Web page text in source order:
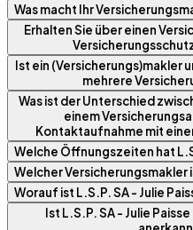
Was macht Ihr
Erhalten Sie über einen
Ist ein (Versicherungs)makler
mehrere
Was ist der Unterschied
einem
Kontaktaufnahme mit
Welche Öffnungszeiten hat
Welcher Versicherungsmakler
Worauf ist L.S.P. SA - Julie
Ist L.S.P. SA - Julie